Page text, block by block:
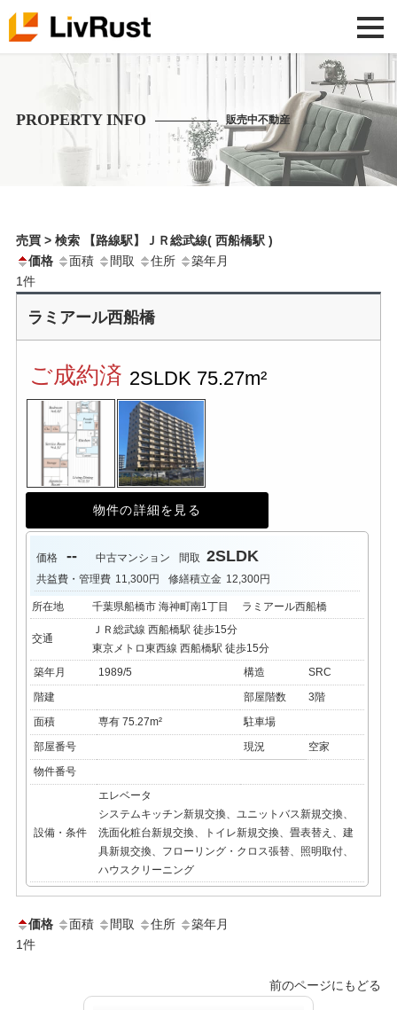
PROPERTY INFO 販売中不動産
売買 > 検索 【路線駅】ＪＲ総武線( 西船橋駅 )
価格
面積 間取 住所
築年月
1件
ラミアール西船橋
ご成約済 2SLDK 75.27m²
物件の詳細を見る
価格 -- 中古マンション 間取 2SLDK
共益費・管理費 11,300円 修繕積立金 12,300円
所在地 千葉県船橋市 海神町南1丁目 ラミアール西船橋
交通
ＪＲ総武線 西船橋駅 徒歩15分
東京メトロ東西線 西船橋駅 徒歩15分
築年月
1989/5 構造
SRC
階建
部屋階数
3階
面積
専有 75.27m²
駐車場
部屋番号
現況
空家
物件番号
設備・条件
エレベータ
システムキッチン新規交換、ユニットバス新規交換、
洗面化粧台新規交換、トイレ新規交換、畳表替え、建
具新規交換、フローリング・クロス張替、照明取付、
ハウスクリーニング
価格 面積 間取 住所
築年月
1件
前のページにもどる